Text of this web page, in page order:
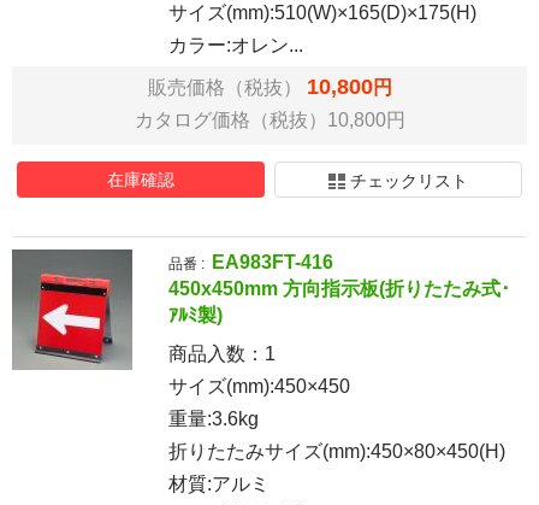
サイズ(mm):510(W)×165(D)×175(H)
カラー:オレン...
販売価格（税抜） 10,800円
カタログ価格（税抜）10,800円
在庫確認 チェックリスト
品番 :
EA983FT-416
450x450mm 方向指示板(折りたたみ式･
ｱﾙﾐ製)
商品入数： 1
サイズ(mm):450×450
重量:3.6kg
折りたたみサイズ(mm):450×80×450(H)
材質:アルミ